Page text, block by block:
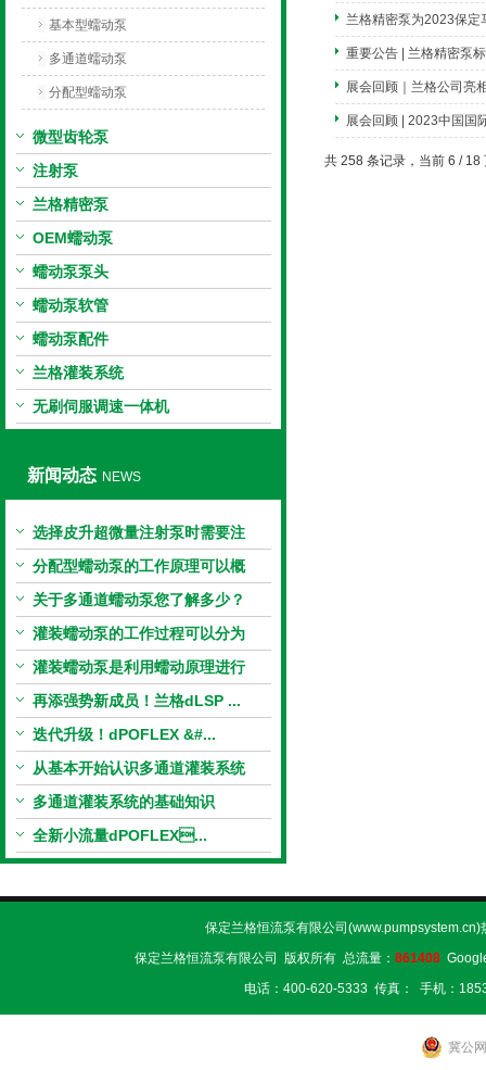
基本型蠕动泵
多通道蠕动泵
分配型蠕动泵
微型齿轮泵
注射泵
兰格精密泵
OEM蠕动泵
蠕动泵泵头
蠕动泵软管
蠕动泵配件
兰格灌装系统
无刷伺服调速一体机
新闻动态 NEWS
选择皮升超微量注射泵时需要注
意...
分配型蠕动泵的工作原理可以概
括...
关于多通道蠕动泵您了解多少？
灌装蠕动泵的工作过程可以分为
四...
灌装蠕动泵是利用蠕动原理进行
流...
再添强势新成员！兰格dLSP ...
迭代升级！dPOFLEX &#...
从基本开始认识多通道灌装系统
多通道灌装系统的基础知识
全新小流量dPOFLEX...
兰格精密泵为2023保定
重要公告 | 兰格精密泵
展会回顾｜兰格公司亮
展会回顾 | 2023中国国
共 258 条记录，当前 6 /
保定兰格恒流泵有限公司(www.pumpsystem.cn)
保定兰格恒流泵有限公司 版权所有 总流量： 861408
电话：400-620-5333 传真： 手机：
冀公